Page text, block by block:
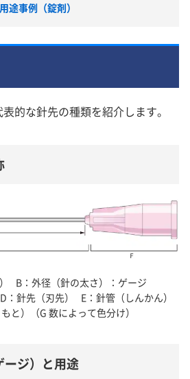
途事例（錠剤）
的な針先の種類を紹介します。
B
外径（針の太さ）：ゲージ
D 針先（刃先） E
針管（しんかん）
と）（G 数によって色分け）
ジ）と用途